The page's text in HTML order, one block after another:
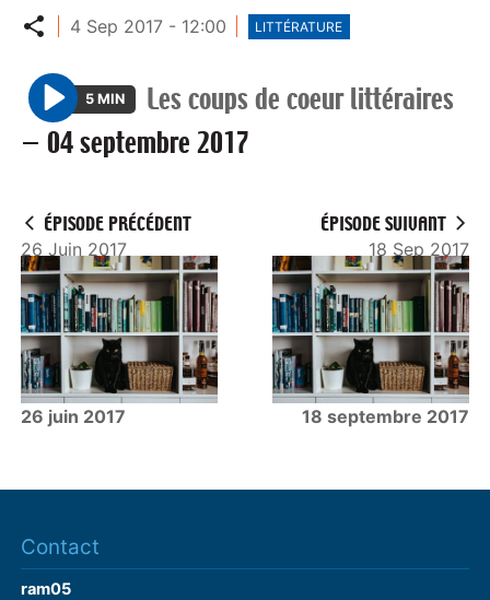
Partager
4 Sep 2017 - 12:00 LITTÉRATURE
P
l
5 MIN
Les coups de coeur littéraires
—04 septembre 2017
ÉPISODE PRÉCÉDENT
26 Juin 2017
26 juin 2017
ÉPISODE SUIVANT
18 Sep 2017
18 septembre 2017
Contact
ram05